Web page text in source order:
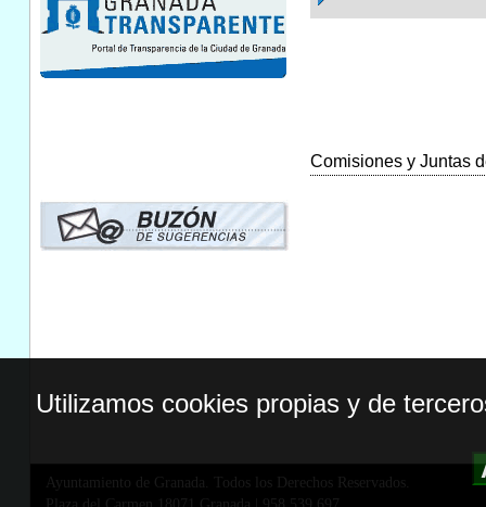
Comisiones y Juntas
Ayuntamiento de Granada. Todos los Derechos Reservados.
Utilizamos cookies propias y de